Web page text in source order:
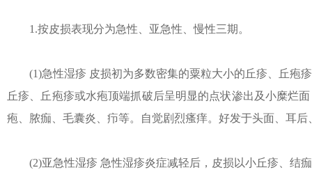
1.按皮损表现分为急性、亚急性、慢性三期。
(1)急性湿疹 皮损初为多数密集的粟粒大小的丘疹、丘疱
丘疹、丘疱疹或水疱顶端抓破后呈明显的点状渗出及小糜烂
疱、脓痂、毛囊炎、疖等。自觉剧烈瘙痒。好发于头面、耳
(2)亚急性湿疹 急性湿疹炎症减轻后，皮损以小丘疹、结